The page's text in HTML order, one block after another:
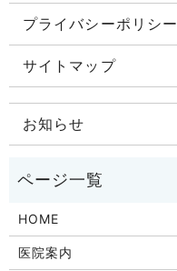
プライバシーポリシー
サイトマップ
お知らせ
HOME
医院案内